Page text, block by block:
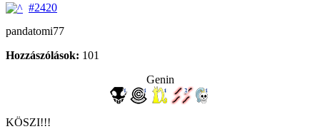
#2420
pandatomi77
Hozzászólások: 101
Genin
KÖSZI!!!